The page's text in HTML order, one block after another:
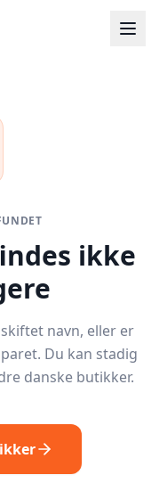
ikke
navn, eller er
Du kan stadig
danske butikker.